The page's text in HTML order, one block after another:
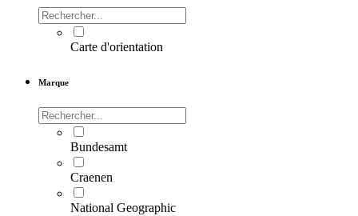
Carte d'orientation
Marque
Bundesamt
Craenen
National Geographic